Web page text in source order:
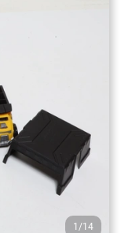
1/14